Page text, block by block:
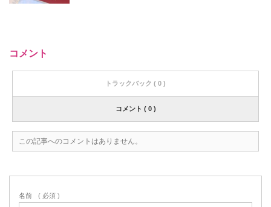
コメント
トラックバック ( 0 )
コメント ( 0 )
この記事へのコメントはありません。
名前 ( 必須 )